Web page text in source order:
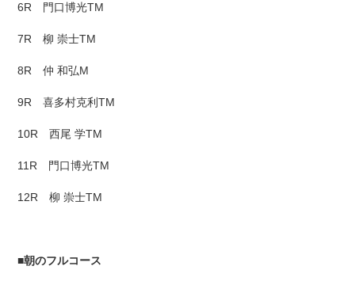
6R 門口博光TM
7R 柳 崇士TM
8R 仲 和弘M
9R 喜多村克利TM
10R 西尾 学TM
11R 門口博光TM
12R 柳 崇士TM
■朝のフルコース